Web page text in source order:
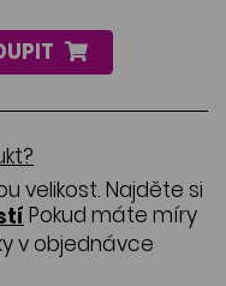
velikost. Najděte si
Pokud máte míry
v objednávce